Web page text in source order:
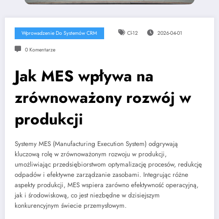
Wprowadzenie Do Systemów CRM Cl-12 2026-04-01
0 Komentarze
Jak MES wpływa na
zrównoważony rozwój w
produkcji
Systemy MES (Manufacturing Execution System) odgrywają
kluczową rolę w zrównoważonym rozwoju w produkcji,
umożliwiając przedsiębiorstwom optymalizację procesów, redukcję
odpadów i efektywne zarządzanie zasobami. Integrując różne
aspekty produkcji, MES wspiera zarówno efektywność operacyjną,
jak i środowiskową, co jest niezbędne w dzisiejszym
konkurencyjnym świecie przemysłowym.